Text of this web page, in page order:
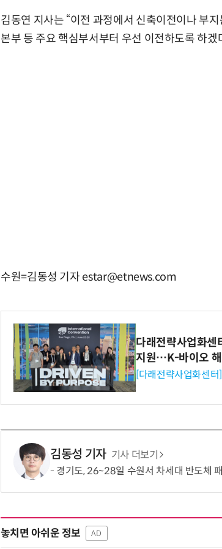
김동연 지사는 “이전 과정에서 신축이전이나 부
본부 등 주요 핵심부서부터 우선 이전하도록 하겠
수원=김동성 기자 estar@etnews.com
다래전략사업화
지원…K-바이오 해
[다래전략사업화센
김동성 기자 기사 더보기
경기도, 26~28일 수원서 차세대 반도체
놓치면 아쉬운 정보 AD